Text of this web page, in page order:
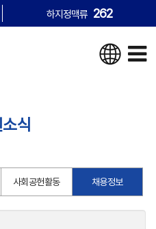
하지정맥류 262
식
사회공헌활동 채용정보